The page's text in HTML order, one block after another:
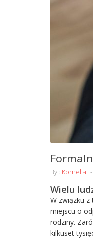
By : Kornelia
Wielu
W związku z
miejscu o
rodziny.
kilkuset